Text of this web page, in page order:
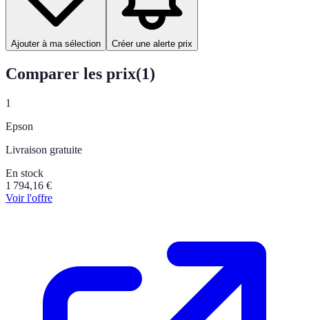
Ajouter à ma sélection Créer une alerte prix
Comparer les prix(1)
1
Epson
Livraison gratuite
En stock
1 794,16 €
Voir l'offre